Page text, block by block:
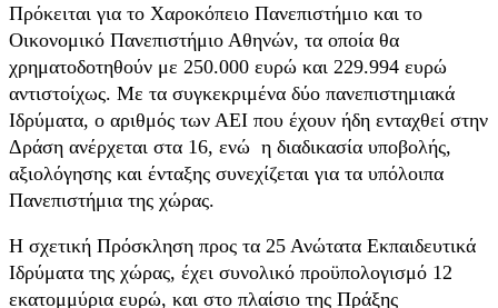
Πρόκειται για το Χαροκόπειο Πανεπιστήμιο και το
Οικονομικό Πανεπιστήμιο Αθηνών, τα οποία θα
χρηματοδοτηθούν με 250.000 ευρώ και 229.994 ευρώ
αντιστοίχως. Με τα συγκεκριμένα δύο πανεπιστημιακά
Ιδρύματα, ο αριθμός των ΑΕΙ που έχουν ήδη ενταχθεί στην
Δράση ανέρχεται στα 16, ενώ η διαδικασία υποβολής,
αξιολόγησης και ένταξης συνεχίζεται για τα υπόλοιπα
Πανεπιστήμια της χώρας.
Η σχετική Πρόσκληση προς τα 25 Ανώτατα Εκπαιδευτικά
Ιδρύματα της χώρας, έχει συνολικό προϋπολογισμό 12
εκατομμύρια ευρώ, και στο πλαίσιο της Πράξης